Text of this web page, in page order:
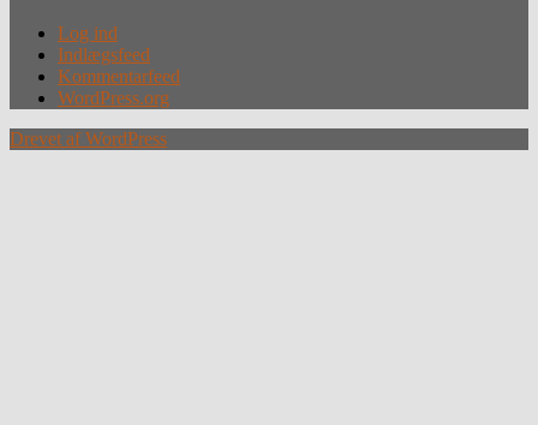
Log ind
Indlægsfeed
Kommentarfeed
WordPress.org
Drevet af WordPress